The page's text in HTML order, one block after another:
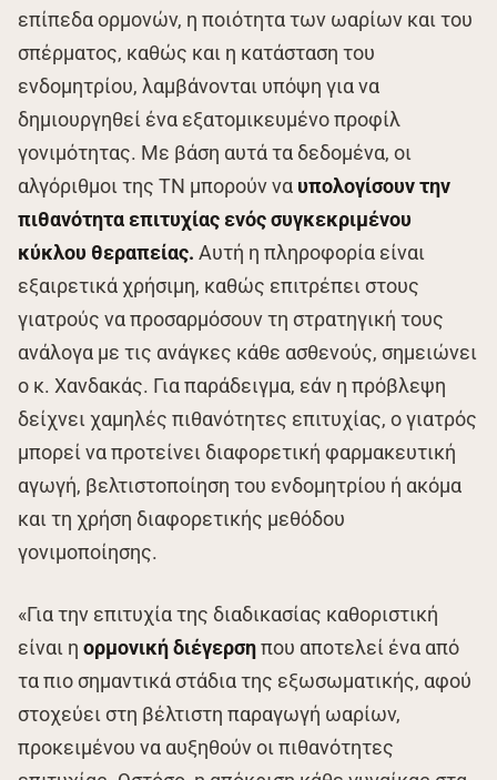
επίπεδα ορμονών, η ποιότητα των ωαρίων και του
σπέρματος, καθώς και η κατάσταση του
ενδομητρίου, λαμβάνονται υπόψη για να
δημιουργηθεί ένα εξατομικευμένο προφίλ
γονιμότητας. Με βάση αυτά τα δεδομένα, οι
αλγόριθμοι της ΤΝ μπορούν να υπολογίσουν την
πιθανότητα επιτυχίας ενός συγκεκριμένου
κύκλου θεραπείας. Αυτή η πληροφορία είναι
εξαιρετικά χρήσιμη, καθώς επιτρέπει στους
γιατρούς να προσαρμόσουν τη στρατηγική τους
ανάλογα με τις ανάγκες κάθε ασθενούς, σημειώνει
ο κ. Χανδακάς. Για παράδειγμα, εάν η πρόβλεψη
δείχνει χαμηλές πιθανότητες επιτυχίας, ο γιατρός
μπορεί να προτείνει διαφορετική φαρμακευτική
αγωγή, βελτιστοποίηση του ενδομητρίου ή ακόμα
και τη χρήση διαφορετικής μεθόδου
γονιμοποίησης.
«Για την επιτυχία της διαδικασίας καθοριστική
είναι η ορμονική διέγερσηπου αποτελεί ένα από
τα πιο σημαντικά στάδια της εξωσωματικής, αφού
στοχεύει στη βέλτιστη παραγωγή ωαρίων,
προκειμένου να αυξηθούν οι πιθανότητες